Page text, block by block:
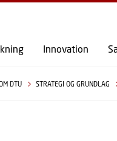
GÅ TIL
Innovation
DTU STRATEGI OG GRUNDLAG